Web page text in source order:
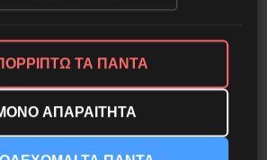
ΤΑ ΠΑΝΤΑ
ΑΠΑΡΑΙΤΗΤΑ